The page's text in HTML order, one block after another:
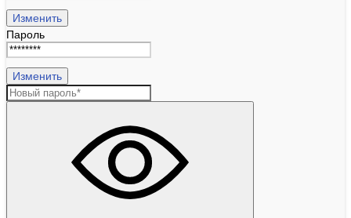
Изменить
Пароль
Изменить